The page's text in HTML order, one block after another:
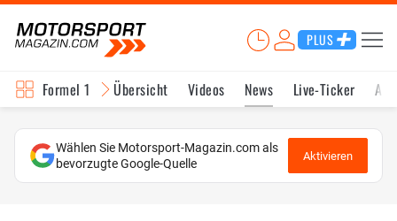
PLUS
Formel 1 Übersicht Videos News Live-Ticker
Wählen Sie Motorsport-Magazin.com als
bevorzugte Google-Quelle
Aktivieren